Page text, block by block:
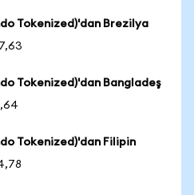
Tokenized)'dan Brezilya
Tokenized)'dan Bangladeş
Tokenized)'dan Filipin